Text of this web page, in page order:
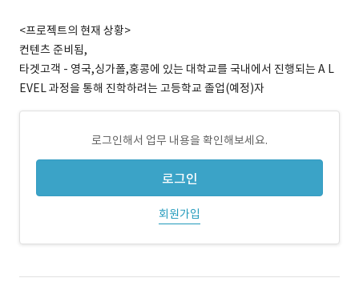
<프로젝트의 현재 상황>
컨텐츠 준비됨,
타겟고객 - 영국,싱가폴,홍콩에 있는 대학교를 국내에서 진행되는 A L
EVEL 과정을 통해 진학하려는 고등학교 졸업(예정)자
로그인해서 업무 내용을 확인해보세요.
로그인
회원가입